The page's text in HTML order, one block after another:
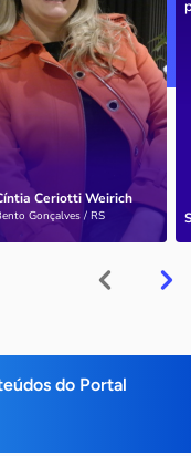
Ceriotti Weirich
Gonçalves / RS
do Portal